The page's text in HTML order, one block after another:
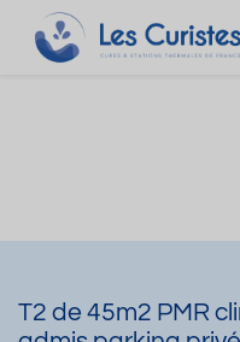
T2 de 45m2 PMR